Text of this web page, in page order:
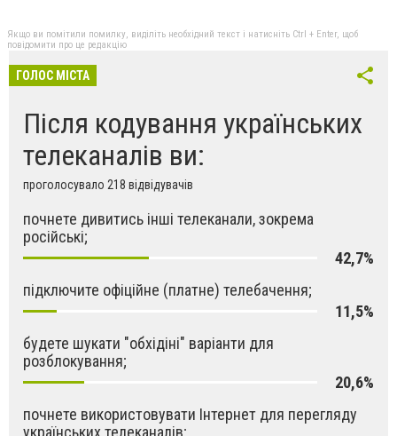
Якщо ви помітили помилку, виділіть необхідний текст і натисніть Ctrl + Enter, щоб
повідомити про це редакцію
ГОЛОС МІСТА
Після кодування українських
телеканалів ви:
проголосувало 218 відвідувачів
почнете дивитись інші телеканали, зокрема
російські;
42,7%
підключите офіційне (платне) телебачення;
11,5%
будете шукати "обхідіні" варіанти для
розблокування;
20,6%
почнете використовувати Інтернет для перегляду
українських телеканалів;